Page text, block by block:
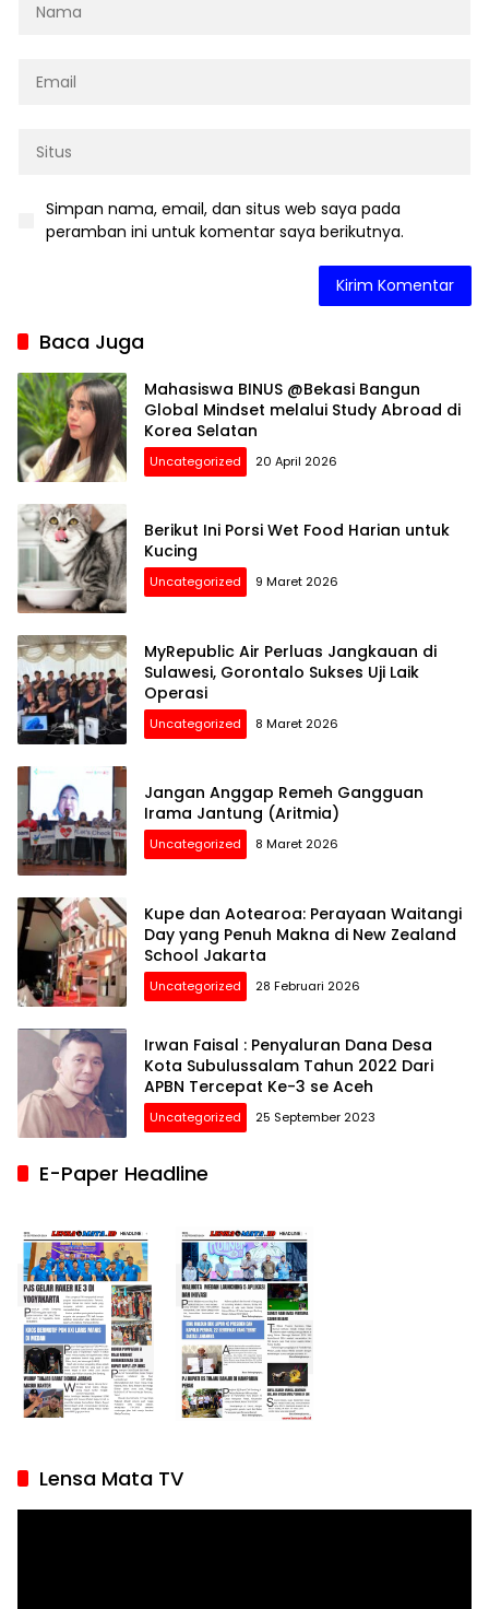
Simpan nama, email, dan situs web saya pada
peramban ini untuk komentar saya berikutnya.
Baca Juga
Mahasiswa BINUS @Bekasi Bangun
Global Mindset melalui Study Abroad di
Korea Selatan
Uncategorized 20 April 2026
Berikut Ini Porsi Wet Food Harian untuk
Kucing
Uncategorized 9 Maret 2026
MyRepublic Air Perluas Jangkauan di
Sulawesi, Gorontalo Sukses Uji Laik
Operasi
Uncategorized 8 Maret 2026
Jangan Anggap Remeh Gangguan
Irama Jantung (Aritmia)
Uncategorized 8 Maret 2026
Kupe dan Aotearoa: Perayaan Waitangi
Day yang Penuh Makna di New Zealand
School Jakarta
Uncategorized 28 Februari 2026
Irwan Faisal : Penyaluran Dana Desa
Kota Subulussalam Tahun 2022 Dari
APBN Tercepat Ke-3 se Aceh
Uncategorized 25 September 2023
E-Paper Headline
Lensa Mata TV